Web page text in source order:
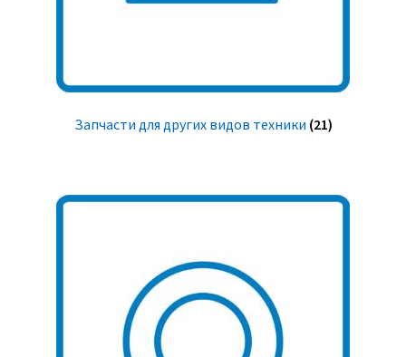
Запчасти для других видов техники (21)